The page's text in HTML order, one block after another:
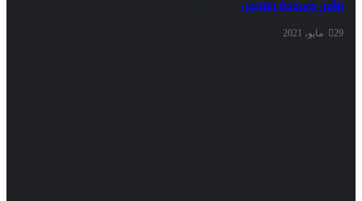
وسيادة القانون